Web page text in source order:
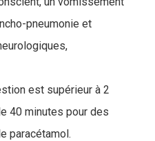
pneumonie et
est supérieur à 2
40 minutes pour des
paracétamol.